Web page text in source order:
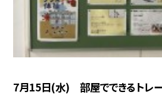
7月15日(水) 部屋でできるトレ